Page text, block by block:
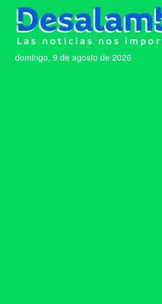
domingo, 9 de agosto de 2026